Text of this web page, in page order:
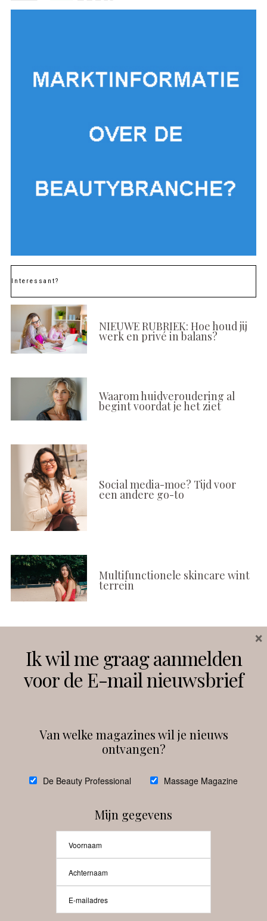
Interessant?
NIEUWE RUBRIEK: Hoe houd jij
werk en privé in balans?
Waarom huidveroudering al
begint voordat je het ziet
Social media-moe? Tijd voor
een andere go-to
Multifunctionele skincare wint
terrein
Instagram Facebook
debeautyprofessional
Beauty-Pro.nl
Ik wil me graag aanmelden
voor de E-mail nieuwsbrief
Van welke magazines wil je nieuws
ontvangen?
De Beauty Professional Massage Magazine
Mijn gegevens
×